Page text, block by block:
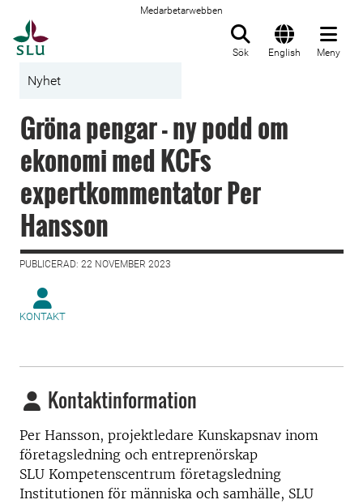
Medarbetarwebben
Sök English Meny
Nyhet
Gröna pengar - ny podd om
ekonomi med KCFs
expertkommentator Per
Hansson
PUBLICERAD: 22 NOVEMBER 2023
KONTAKT
Kontaktinformation
Per Hansson, projektledare Kunskapsnav inom
företagsledning och entreprenörskap
SLU Kompetenscentrum företagsledning
Institutionen för människa och samhälle, SLU